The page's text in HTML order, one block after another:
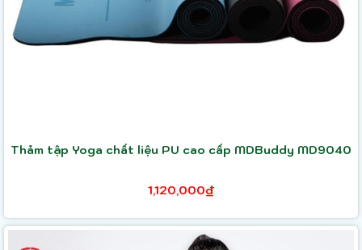
Thảm tập Yoga chất liệu PU cao cấp MDBuddy MD9040
1,120,000₫